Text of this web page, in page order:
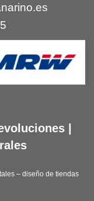
– diseño de tiendas